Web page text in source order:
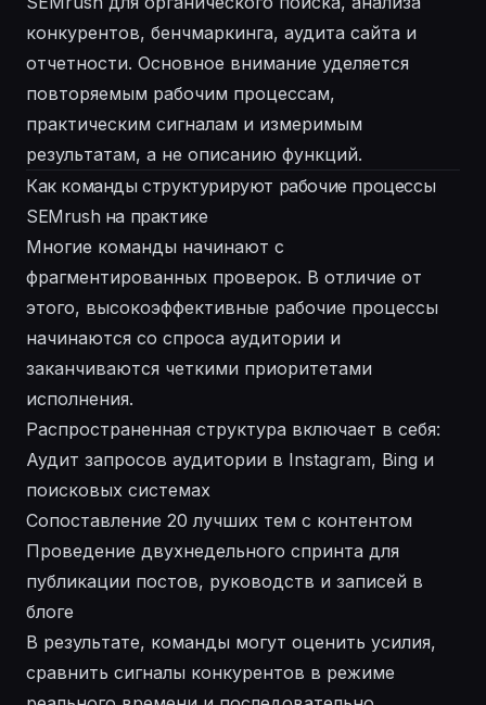
конкурентов, бенчмаркинга, аудита сайта и
отчетности. Основное внимание уделяется
повторяемым рабочим процессам,
практическим сигналам и измеримым
результатам, а не описанию функций.
Как команды структурируют рабочие процессы
SEMrush на практике
Многие команды начинают с
фрагментированных проверок. В отличие от
этого, высокоэффективные рабочие процессы
начинаются со спроса аудитории и
заканчиваются четкими приоритетами
исполнения.
Распространенная структура включает в себя:
Аудит запросов аудитории в Instagram, Bing и
поисковых системах
Сопоставление 20 лучших тем с контентом
Проведение двухнедельного спринта для
публикации постов, руководств и записей в
блоге
В результате, команды могут оценить усилия,
сравнить сигналы конкурентов в режиме